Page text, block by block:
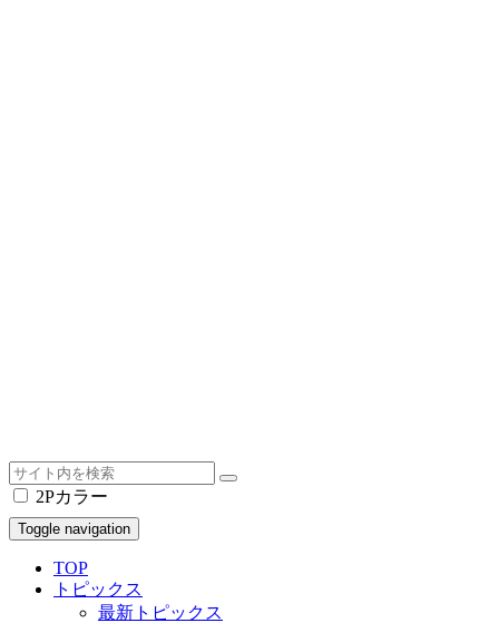
2Pカラー
Toggle navigation
TOP
トピックス
最新トピックス